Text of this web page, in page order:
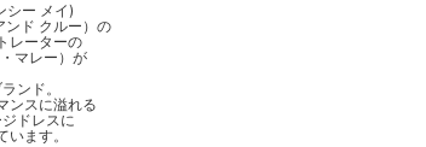
シー メイ)
ンド クルー）の
レーターの
マレー）が
ンド。
ンスに溢れる
ドレスに
ます。